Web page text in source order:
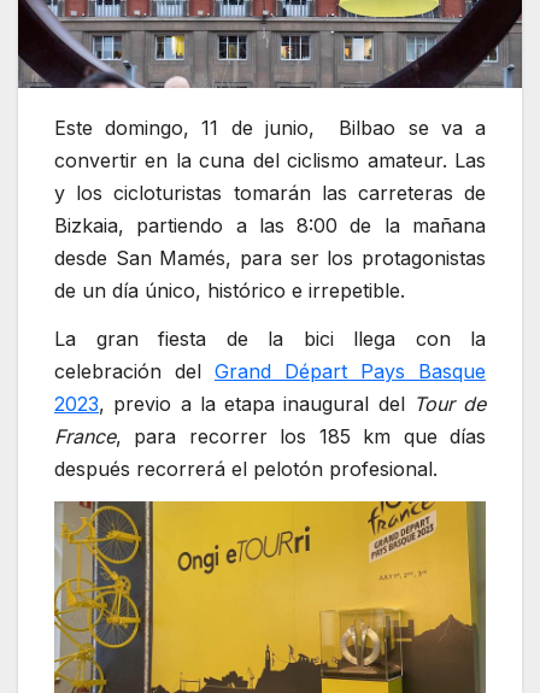
Este domingo, 11 de junio, Bilbao se va a
convertir en la cuna del ciclismo amateur. Las
y los cicloturistas tomarán las carreteras de
Bizkaia, partiendo a las 8:00 de la mañana
desde San Mamés, para ser los protagonistas
de un día único, histórico e irrepetible.
La gran fiesta de la bici llega con la
celebración del Grand Départ Pays Basque
2023, previo a la etapa inaugural del Tour de
France, para recorrer los 185 km que días
después recorrerá el pelotón profesional.